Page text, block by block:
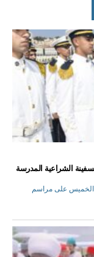
الشراعية المدرسة
الخميس على مراسم